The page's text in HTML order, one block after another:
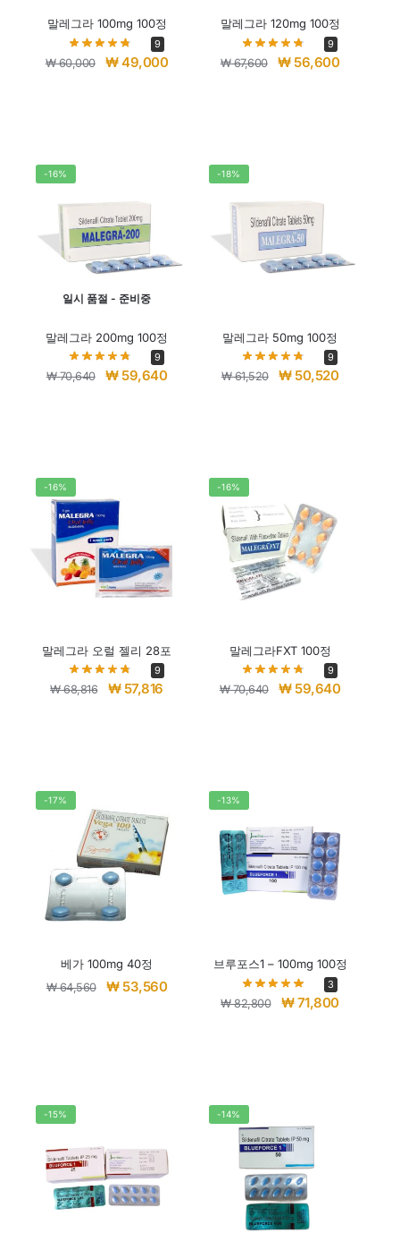
말레그라 100mg 100정
9
₩60,000 ₩49,000
말레그라 120mg 100정
9
₩67,600 ₩56,600
-16%
일시 품절 - 준비중
말레그라 200mg 100정
9
₩70,640 ₩59,640
-18%
말레그라 50mg 100정
9
₩61,520 ₩50,520
-16%
말레그라 오럴 젤리 28포
9
₩68,816 ₩57,816
-16%
말레그라FXT 100정
9
₩70,640 ₩59,640
-17%
베가 100mg 40정
₩64,560 ₩53,560
-13%
브루포스1 – 100mg 100정
3
₩82,800 ₩71,800
-15% -14%